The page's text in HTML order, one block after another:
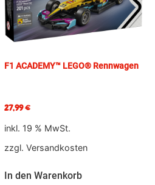
F1 ACADEMY™ LEGO® Rennwagen
27,99€
inkl. 19 % MwSt.
zzgl. Versandkosten
In den Warenkorb